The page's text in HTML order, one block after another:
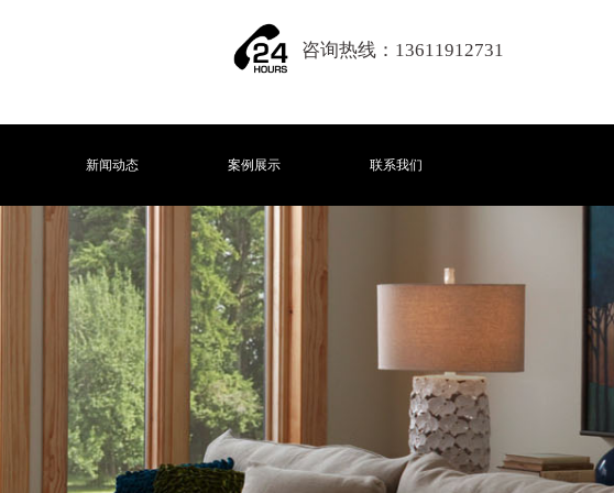
咨询热线： 13611912731
新闻动态 案例展示 联系我们